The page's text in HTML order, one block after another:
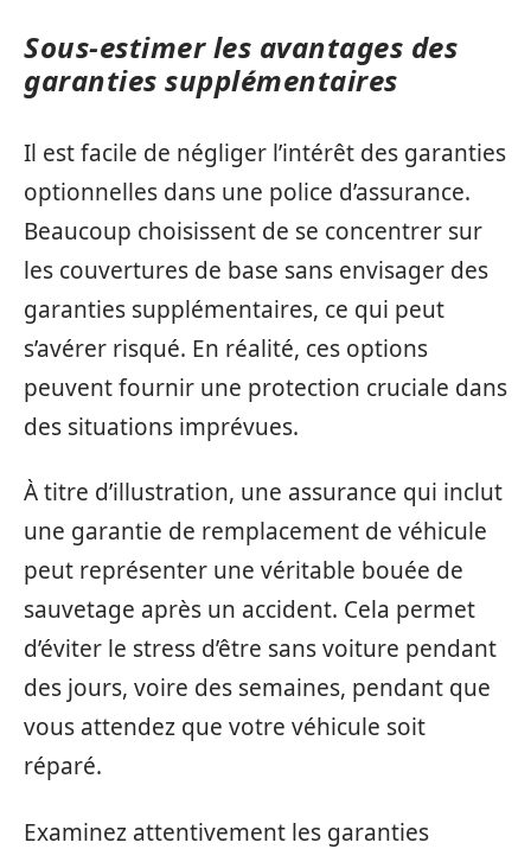
Sous-estimer les avantages des
garanties supplémentaires
Il est facile de négliger l’intérêt des garanties
optionnelles dans une police d’assurance.
Beaucoup choisissent de se concentrer sur
les couvertures de base sans envisager des
garanties supplémentaires, ce qui peut
s’avérer risqué. En réalité, ces options
peuvent fournir une protection cruciale dans
des situations imprévues.
À titre d’illustration, une assurance qui inclut
une garantie de remplacement de véhicule
peut représenter une véritable bouée de
sauvetage après un accident. Cela permet
d’éviter le stress d’être sans voiture pendant
des jours, voire des semaines, pendant que
vous attendez que votre véhicule soit
réparé.
Examinez attentivement les garanties